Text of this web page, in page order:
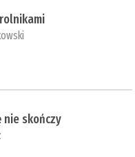
nie skończy